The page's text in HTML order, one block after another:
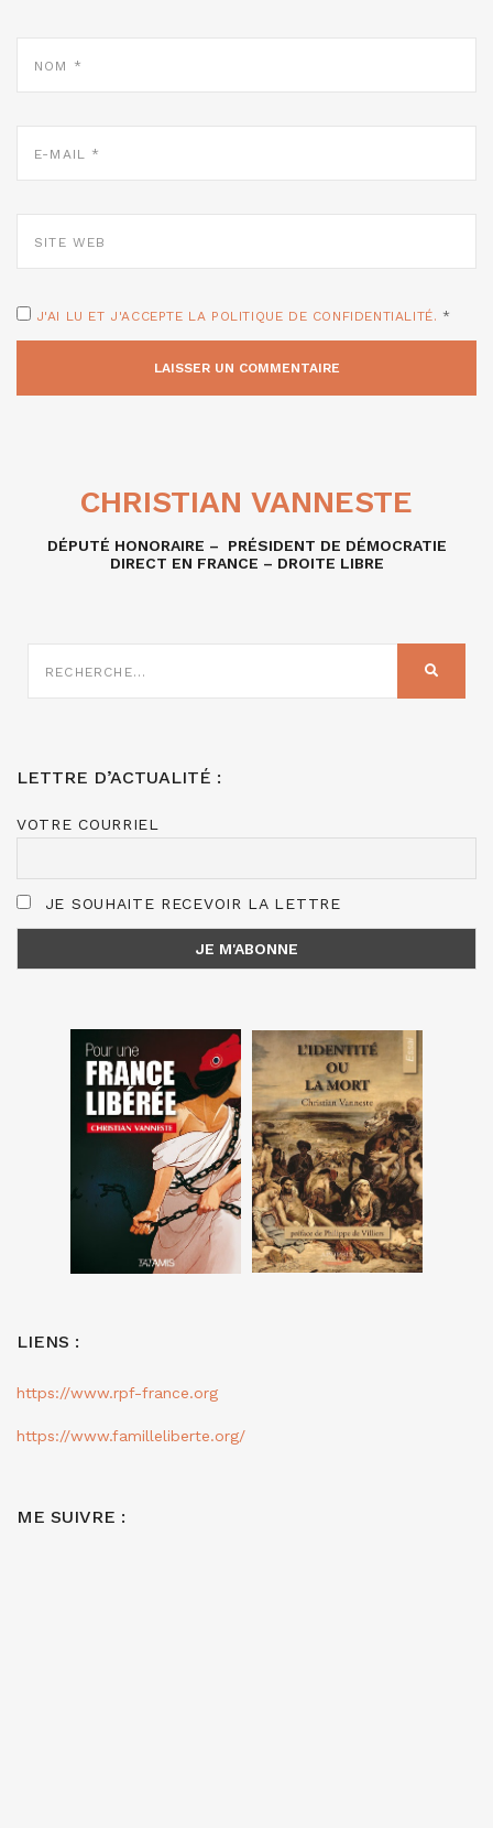
MAIL
WEB
J'AI LU ET J'ACCEPTE LA POLITIQUE DE CONFIDENTIALITÉ. *
CHRISTIAN VANNESTE
DÉPUTÉ HONORAIRE – PRÉSIDENT DE DÉMOCRATIE
DIRECT EN FRANCE – DROITE LIBRE
SUR
LETTRE D’ACTUALITÉ :
VOTRE COURRIEL
JE SOUHAITE RECEVOIR LA LETTRE
LIENS :
https://www.rpf-france.org
https://www.familleliberte.org/
ME SUIVRE :